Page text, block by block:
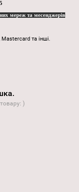
мереж та месенджерів
та інші.
)